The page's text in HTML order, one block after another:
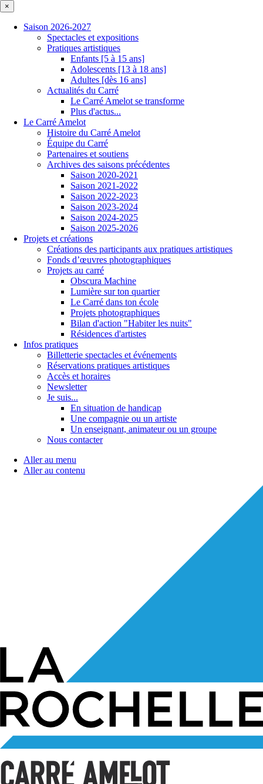
×
Saison 2026-2027
Spectacles et expositions
Pratiques artistiques
Enfants [5 à 15 ans]
Adolescents [13 à 18 ans]
Adultes [dès 16 ans]
Actualités du Carré
Le Carré Amelot se transforme
Plus d'actus...
Le Carré Amelot
Histoire du Carré Amelot
Équipe du Carré
Partenaires et soutiens
Archives des saisons précédentes
Saison 2020-2021
Saison 2021-2022
Saison 2022-2023
Saison 2023-2024
Saison 2024-2025
Saison 2025-2026
Projets et créations
Créations des participants aux pratiques artistiques
Fonds d’œuvres photographiques
Projets au carré
Obscura Machine
Lumière sur ton quartier
Le Carré dans ton école
Projets photographiques
Bilan d'action "Habiter les nuits"
Résidences d'artistes
Infos pratiques
Billetterie spectacles et événements
Réservations pratiques artistiques
Accès et horaires
Newsletter
Je suis...
En situation de handicap
Une compagnie ou un artiste
Un enseignant, animateur ou un groupe
Nous contacter
Aller au menu
Aller au contenu